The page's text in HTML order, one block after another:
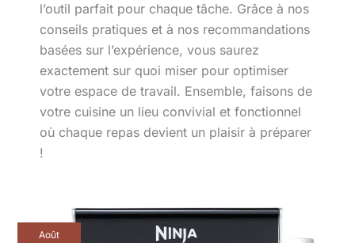
l’outil parfait pour chaque tâche. Grâce à nos
conseils pratiques et à nos recommandations
basées sur l’expérience, vous saurez
exactement sur quoi miser pour optimiser
votre espace de travail. Ensemble, faisons de
votre cuisine un lieu convivial et fonctionnel
où chaque repas devient un plaisir à préparer
!
Août
Test